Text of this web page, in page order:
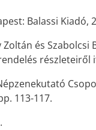
Balassi Kiadó,
és
részleteiről
113-117.